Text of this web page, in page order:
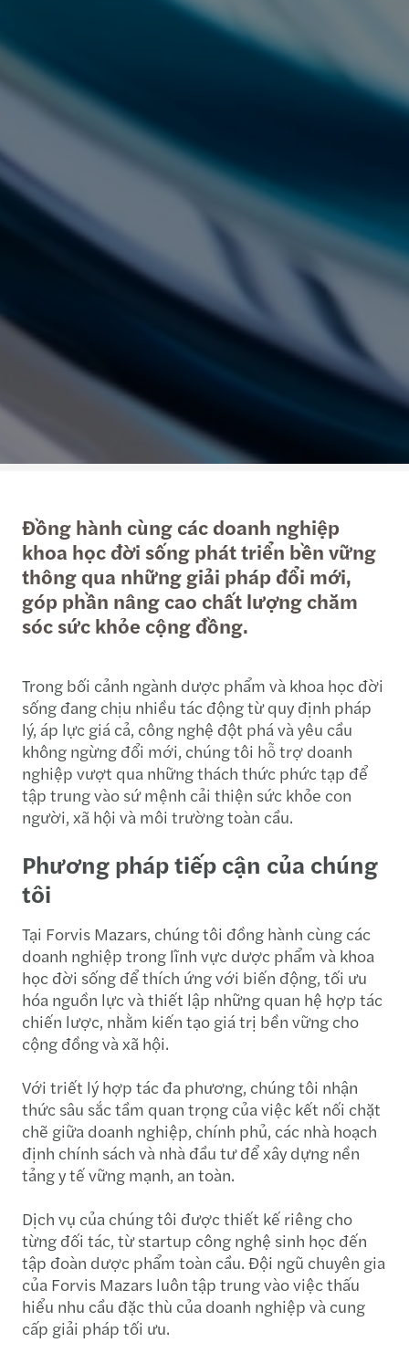
Đồng hành cùng các doanh nghiệp
khoa học đời sống phát triển bền vững
thông qua những giải pháp đổi mới,
góp phần nâng cao chất lượng chăm
sóc sức khỏe cộng đồng.
Trong bối cảnh ngành dược phẩm và khoa học đời
sống đang chịu nhiều tác động từ quy định pháp
lý, áp lực giá cả, công nghệ đột phá và yêu cầu
không ngừng đổi mới, chúng tôi hỗ trợ doanh
nghiệp vượt qua những thách thức phức tạp để
tập trung vào sứ mệnh cải thiện sức khỏe con
người, xã hội và môi trường toàn cầu.
Phương pháp tiếp cận của chúng
tôi
Tại Forvis Mazars, chúng tôi đồng hành cùng các
doanh nghiệp trong lĩnh vực dược phẩm và khoa
học đời sống để thích ứng với biến động, tối ưu
hóa nguồn lực và thiết lập những quan hệ hợp tác
chiến lược, nhằm kiến tạo giá trị bền vững cho
cộng đồng và xã hội.
Với triết lý hợp tác đa phương, chúng tôi nhận
thức sâu sắc tầm quan trọng của việc kết nối chặt
chẽ giữa doanh nghiệp, chính phủ, các nhà hoạch
định chính sách và nhà đầu tư để xây dựng nền
tảng y tế vững mạnh, an toàn.
Dịch vụ của chúng tôi được thiết kế riêng cho
từng đối tác, từ startup công nghệ sinh học đến
tập đoàn dược phẩm toàn cầu. Đội ngũ chuyên gia
của Forvis Mazars luôn tập trung vào việc thấu
hiểu nhu cầu đặc thù của doanh nghiệp và cung
cấp giải pháp tối ưu.